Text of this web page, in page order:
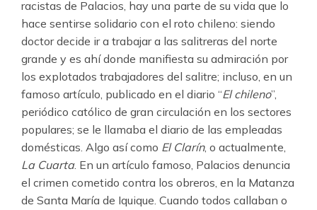
racistas de Palacios, hay una parte de su vida que lo
hace sentirse solidario con el roto chileno: siendo
doctor decide ir a trabajar a las salitreras del norte
grande y es ahí donde manifiesta su admiración por
los explotados trabajadores del salitre; incluso, en un
famoso artículo, publicado en el diario “El chileno”,
periódico católico de gran circulación en los sectores
populares; se le llamaba el diario de las empleadas
domésticas. Algo así como El Clarín, o actualmente,
La Cuarta. En un artículo famoso, Palacios denuncia
el crimen cometido contra los obreros, en la Matanza
de Santa María de Iquique. Cuando todos callaban o